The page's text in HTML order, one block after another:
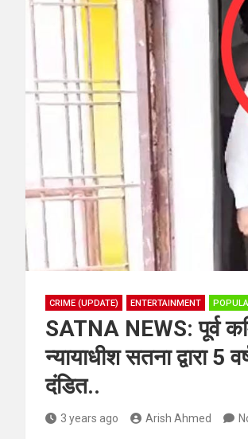
CRIME (UPDATE) ENTERTAINMENT
SATNA NEWS: पूर्व
न्यायाधीश सतना द्वारा
दंडित..
3 years ago Arish Ahmed